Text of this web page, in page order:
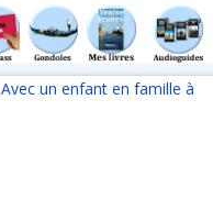
Avec un enfant en famille à